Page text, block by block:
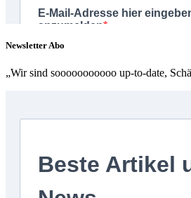
Newsletter Abo
„Wir sind sooooooooooo up-to-date,